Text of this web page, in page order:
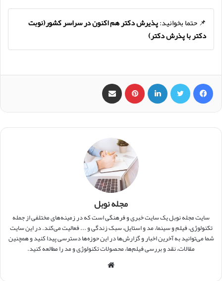
📌 حتما بخوانید:پذیرش دکتر هم اکنون در سراسر کشور(نوبت
دکتر با پذرش دکتر)
فیس بوک ‫پین‌ترست
مجله نوبل
سایت مجله نوبل یک سایت خبری و فرهنگی است که در زمینه‌های مختلفی از جمله
تکنولوژی، فیلم و سینما، مد و استایل، سبک زندگی و ... فعالیت می‌کند. در این سایت
شما می‌توانید به آخرین اخبار و گزارش‌ها در این حوزه‌ها دسترسی پیدا کنید و همچنین
مقالات، نقد و بررسی فیلم‌ها، محصولات تکنولوژی و مد را مطالعه کنید.